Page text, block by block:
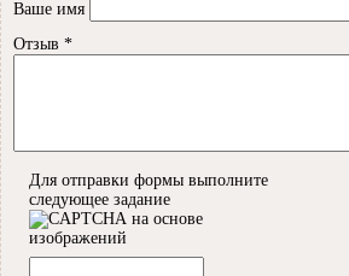
Ваше имя
Отзыв *
Для отправки формы выполните
следующее задание